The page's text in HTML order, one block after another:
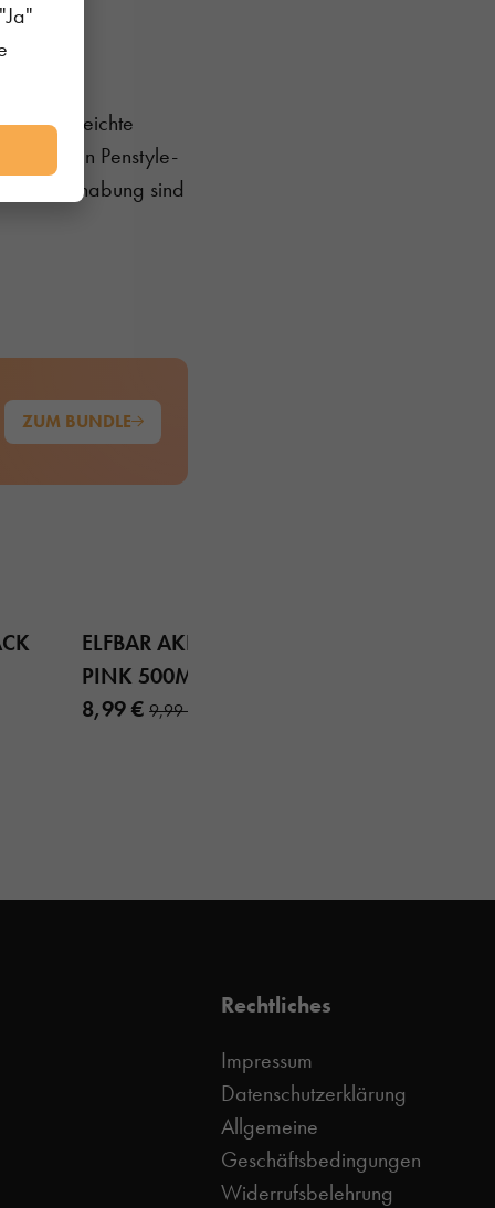
und leichte
Penstyle-
Handhabung sind
ZUM BUNDLE
ELFBAR AKKU AURORA
PINK 500MAH
8,99 €9,99 €
Rechtliches
Impressum
Datenschutzerklärung
Allgemeine
Geschäftsbedingungen
Widerrufsbelehrung